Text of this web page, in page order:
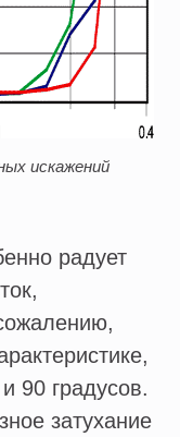
искажений
радует
90 градусов.
затухание